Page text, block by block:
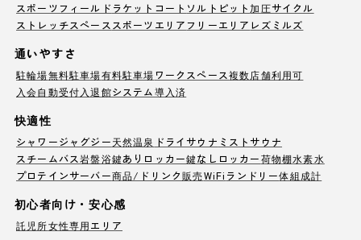
スポーツフィールド ラケットコート ソルトピット加圧サイクル
ストレッチスペース スポーツエリア フリーエリア レズミルズ
通いやすさ
駐輪場無料駐車場有料駐車場ワークスペース複数店舗利用可
入会自動受付 入退館システム導入済
快適性
シャワージャグジー天然温泉 ドライサウナ ミストサウナ
スチームバス岩盤浴鍵ありロッカー鍵なしロッカー荷物棚水素水
プロテインサーバー商品/ドリンク販売WiFi ランドリー体組成計
初心者向け・安心感
託児所女性専用エリア